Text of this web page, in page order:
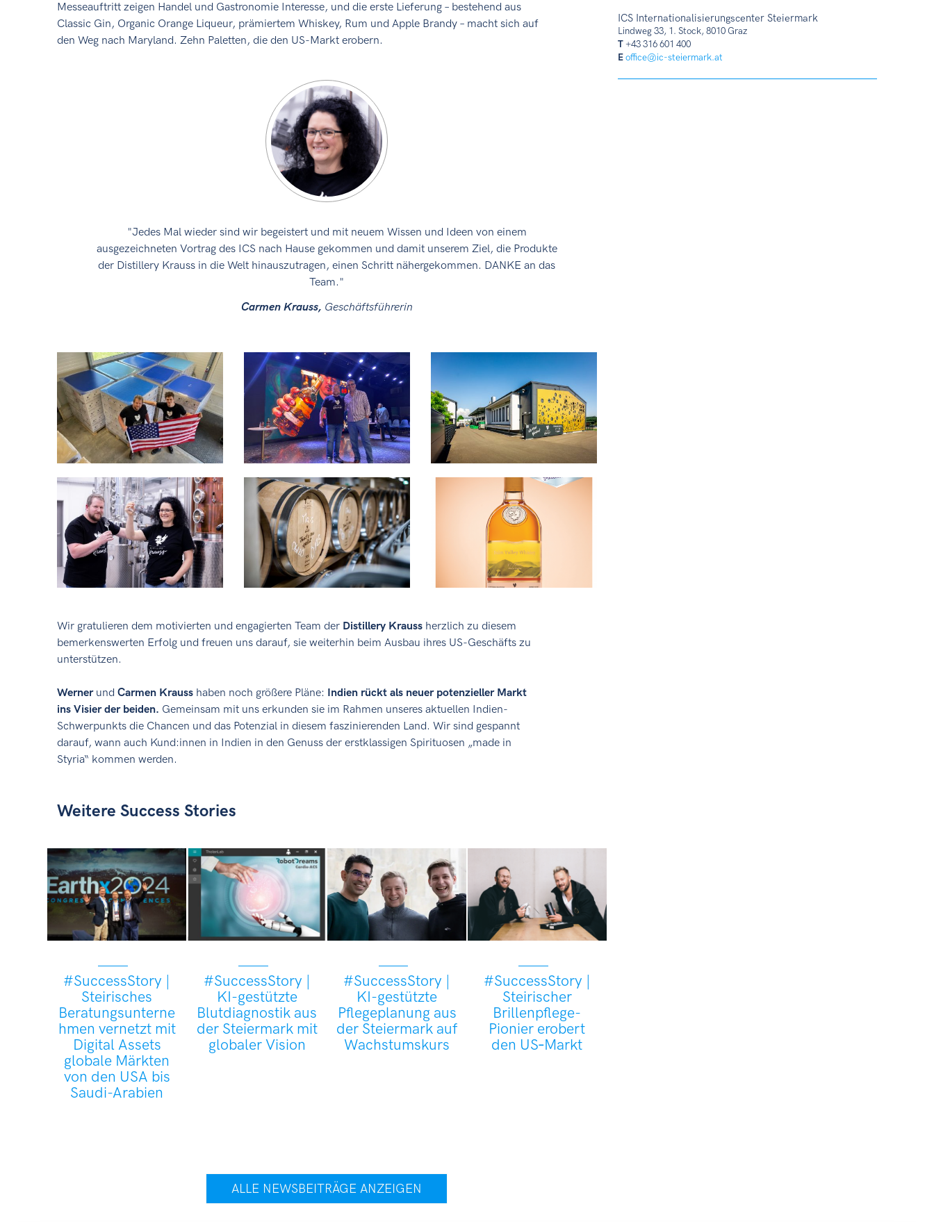
ICS Internationalisierungscenter Steiermark
Lindweg 33, 1. Stock, 8010 Graz
T+43 316 601 400
E office@ic-steiermark.at
Messeauftritt zeigen Handel und Gastronomie Interesse, und die erste Lieferung – bestehend aus
Classic Gin, Organic Orange Liqueur, prämiertem Whiskey, Rum und Apple Brandy – macht sich auf
den Weg nach Maryland. Zehn Paletten, die den US-Markt erobern.
"Jedes Mal wieder sind wir begeistert und mit neuem Wissen und Ideen von einem
ausgezeichneten Vortrag des ICS nach Hause gekommen und damit unserem Ziel, die Produkte
der Distillery Krauss in die Welt hinauszutragen, einen Schritt nähergekommen. DANKE an das
Team."
Carmen Krauss, Geschäftsführerin
Wir gratulieren dem motivierten und engagierten Team der Distillery Krauss herzlich zu diesem
bemerkenswerten Erfolg und freuen uns darauf, sie weiterhin beim Ausbau ihres US-Geschäfts zu
unterstützen.
WernerundCarmen Krauss haben noch größere Pläne: Indien rückt als neuer potenzieller Markt
ins Visier der beiden. Gemeinsam mit uns erkunden sie im Rahmen unseres aktuellen Indien-
Schwerpunkts die Chancen und das Potenzial in diesem faszinierenden Land. Wir sind gespannt
darauf, wann auch Kund:innen in Indien in den Genuss der erstklassigen Spirituosen „made in
Styria“ kommen werden.
Weitere Success Stories
#SuccessStory |
Steirisches
Beratungsunterne
hmen vernetzt mit
Digital Assets
globale Märkten
von den USA bis
Saudi-Arabien
#SuccessStory |
KI-gestützte
Blutdiagnostik aus
der Steiermark mit
globaler Vision
#SuccessStory |
KI-gestützte
Pflegeplanung aus
der Steiermark auf
Wachstumskurs
#SuccessStory |
Steirischer
Brillenpflege-
Pionier erobert
den US‑Markt
ALLE NEWSBEITRÄGE ANZEIGEN